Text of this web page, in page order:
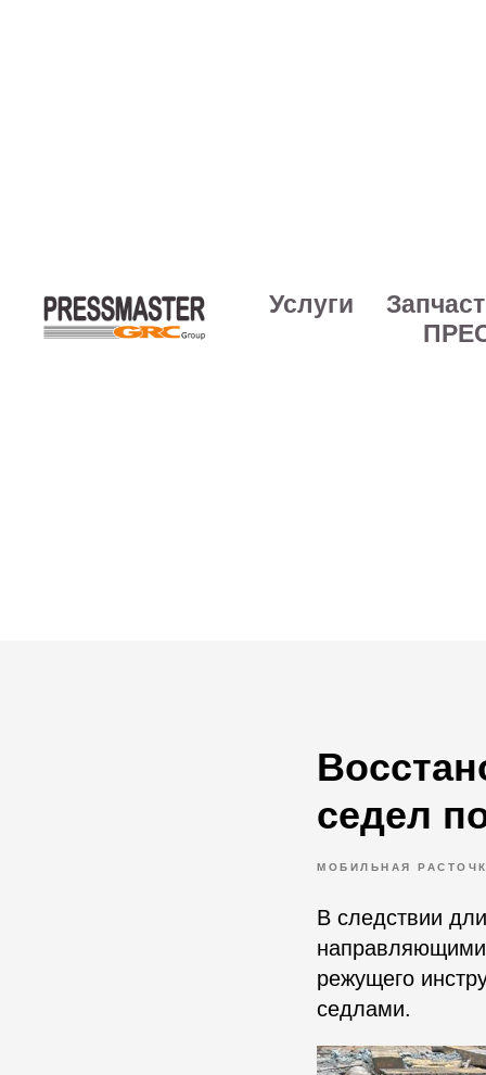
Услуги
седел
МОБИЛЬНАЯ
В следствии
режущего
седлами.